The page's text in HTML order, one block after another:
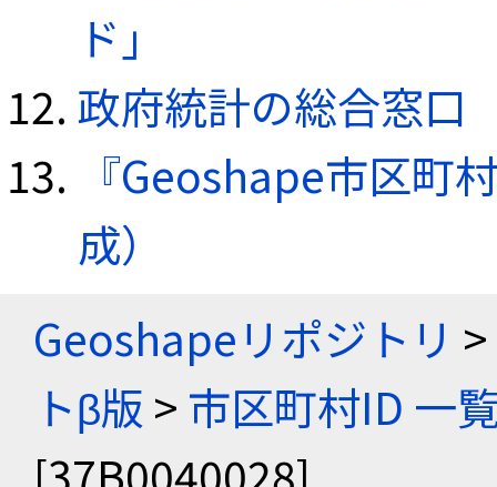
ド」
政府統計の総合窓口
『Geoshape市区町
成）
Geoshapeリポジトリ >
トβ版 > 市区町村ID 一